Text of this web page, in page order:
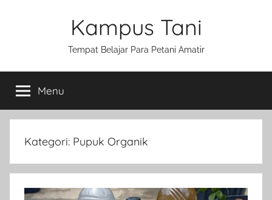
Kampus Tani
Tempat Belajar Para Petani Amatir
Menu
Kategori: Pupuk Organik